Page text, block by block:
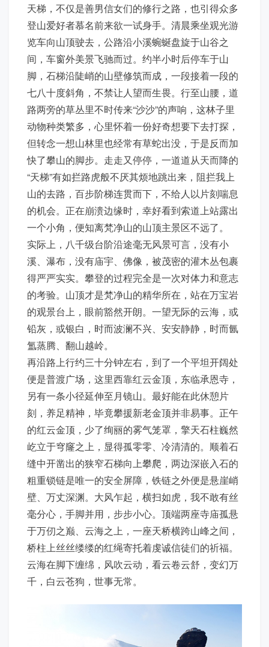
天梯，不仅是善男信女们的修行之路，也引得众多
登山爱好者慕名前来欲一试身手。清晨乘坐观光游
览车向山顶驶去，公路沿小溪蜿蜒盘旋于山谷之
间，车窗外美景飞驰而过。约半小时后停车于山
脚，石梯沿陡峭的山壁修筑而成，一段接着一段的
七八十度斜角，不禁让人望而生畏。行至山腰，道
路两旁的草丛里不时传来“沙沙”的声响，这林子里
动物种类繁多，心里怀着一份好奇想要下去打探，
但转念一想山林里也经常有草蛇出没，于是反而加
快了攀山的脚步。走走又停停，一道道从天而降的
“天梯”有如拦路虎般不厌其烦地跳出来，阻拦我上
山的去路，百步阶梯连贯而下，不给人以片刻喘息
的机会。正在崩溃边缘时，幸好看到索道上站露出
一个小角，便知离梵净山的山顶主景区不远了。
实际上，八千级台阶沿途毫无风景可言，没有小
溪、瀑布，没有庙宇、佛像，被茂密的灌木丛包裹
得严严实实。攀登的过程完全是一次对体力和意志
的考验。山顶才是梵净山的精华所在，站在万宝岩
的观景台上，眼前豁然开朗。一望无际的云海，或
铅灰，或银白，时而波澜不兴、安安静静，时而氤
氲蒸腾、翻山越岭。
再沿路上行约三十分钟左右，到了一个平坦开阔处
便是普渡广场，这里西靠红云金顶，东临承恩寺，
另有一条小径延伸至月镜山。最好能在此休憩片
刻，养足精神，毕竟攀援新老金顶并非易事。正午
的红云金顶，少了绚丽的雾气笼罩，擎天石柱巍然
屹立于穹窿之上，显得孤零零、冷清清的。顺着石
缝中开凿出的狭窄石梯向上攀爬，两边深嵌入石的
粗重锁链是唯一的安全屏障，铁链之外便是悬崖峭
壁、万丈深渊。大风乍起，横扫如虎，我不敢有丝
毫分心，手脚并用，步步小心。顶端两座寺庙孤悬
于万仞之巅、云海之上，一座天桥横跨山峰之间，
桥柱上丝丝缕缕的红绳寄托着虔诚信徒们的祈福。
云海在脚下缠绵，风吹云动，看云卷云舒，变幻万
千，白云苍狗，世事无常。